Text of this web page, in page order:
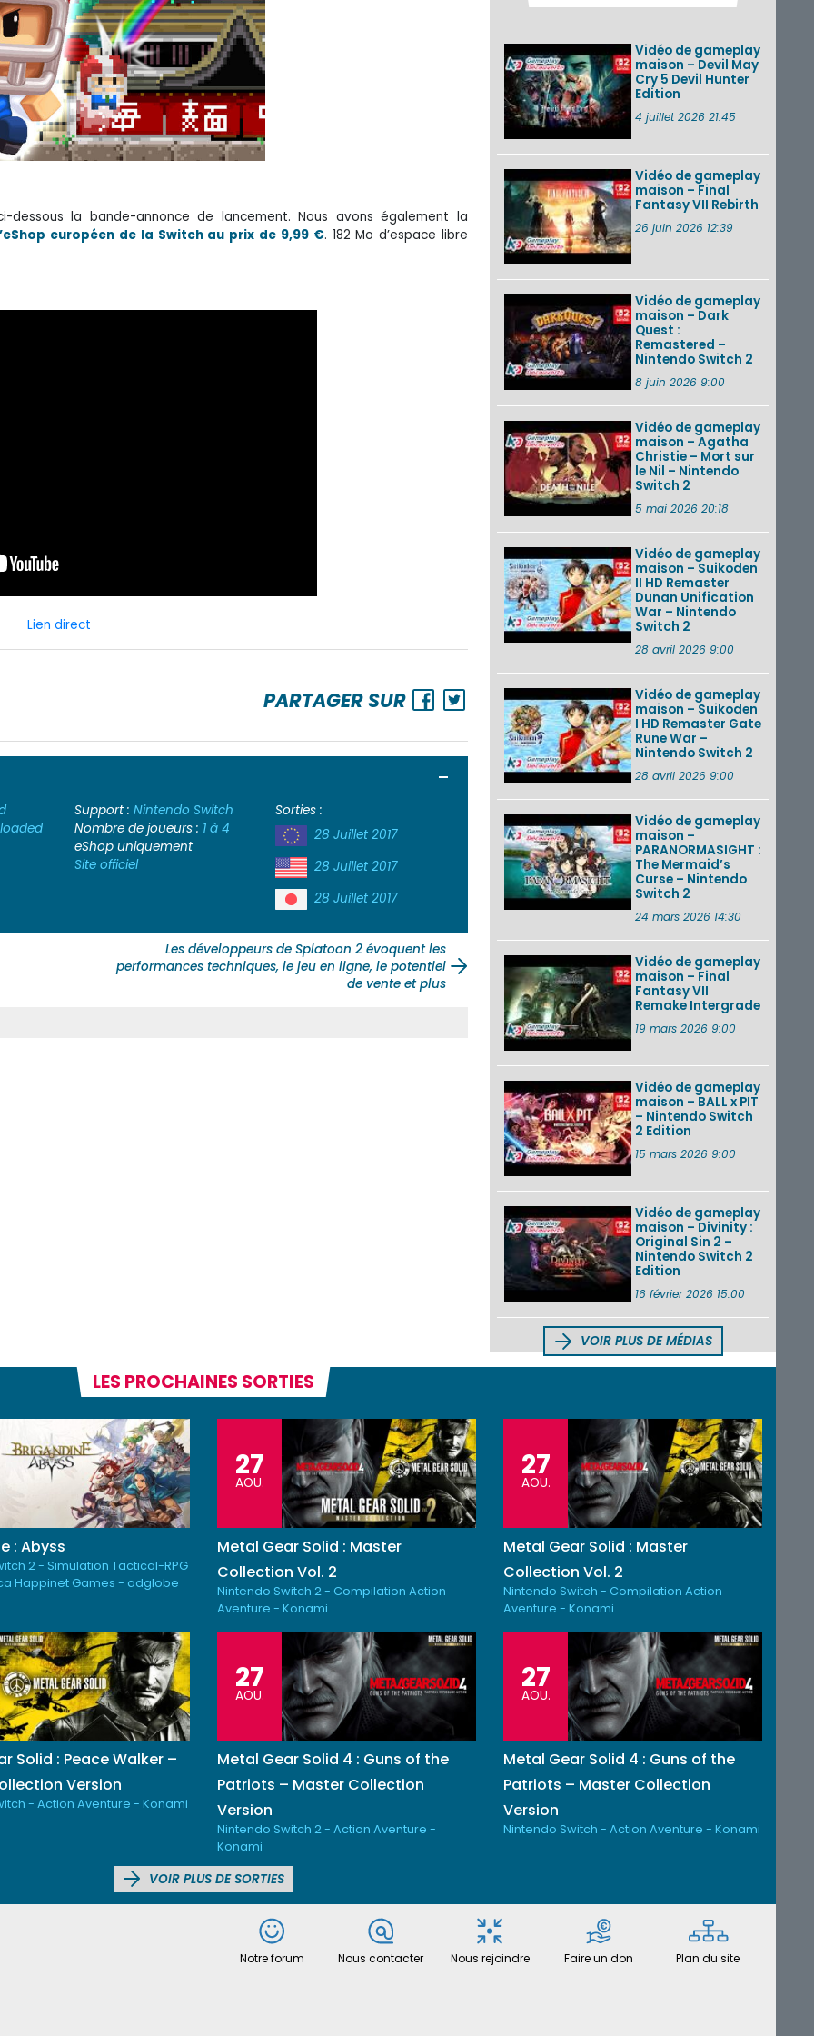
la bande-annonce de lancement. Nous avons également la
européen de la Switch au prix de 9,99 €. 182 Mo d’espace libre
Lien direct
PARTAGER SUR
Ouvrir / Fermer
Support : Nintendo Switch
Nombre de joueurs : 1 à 4
eShop uniquement
Site officiel
Sorties :
28 Juillet 2017
28 Juillet 2017
28 Juillet 2017
Les développeurs de Splatoon 2 évoquent les
performances techniques, le jeu en ligne, le potentiel
de vente et plus
des musiques de
morceaux du mode
Balade de ...
Les éditions
physiques de Tomb
Switch 2 en version
amé...
Splatoon 3 : le
festival Summer
Nights de retour du
VOIR PLUS DE NEWS
Vidéo de gameplay
maison – Devil May
Cry 5 Devil Hunter
Edition
4 juillet 2026 21:45
Vidéo de gameplay
maison – Final
Fantasy VII Rebirth
26 juin 2026 12:39
Vidéo de gameplay
maison – Dark
Quest :
Remastered –
Nintendo Switch 2
8 juin 2026 9:00
Vidéo de gameplay
maison – Agatha
Christie – Mort sur
le Nil – Nintendo
Switch 2
5 mai 2026 20:18
Vidéo de gameplay
maison – Suikoden
II HD Remaster
Dunan Unification
War – Nintendo
Switch 2
28 avril 2026 9:00
Vidéo de gameplay
maison – Suikoden
I HD Remaster Gate
Rune War –
Nintendo Switch 2
28 avril 2026 9:00
Vidéo de gameplay
maison –
PARANORMASIGHT :
The Mermaid’s
Curse – Nintendo
Switch 2
24 mars 2026 14:30
Vidéo de gameplay
maison – Final
Fantasy VII
Remake Intergrade
19 mars 2026 9:00
Vidéo de gameplay
maison – BALL x PIT
– Nintendo Switch
2 Edition
15 mars 2026 9:00
Vidéo de gameplay
maison – Divinity :
Original Sin 2 –
Nintendo Switch 2
Edition
16 février 2026 15:00
VOIR PLUS DE MÉDIAS
LES PROCHAINES SORTIES
: Abyss
2 - Simulation Tactical-RPG
Happinet Games - adglobe
27
AOU.
Metal Gear Solid : Master
Collection Vol. 2
Nintendo Switch 2 - Compilation Action
Aventure - Konami
27
AOU.
Metal Gear Solid : Master
Collection Vol. 2
Nintendo Switch - Compilation Action
Aventure - Konami
Solid : Peace Walker –
Version
- Action Aventure - Konami
27
AOU.
Metal Gear Solid 4 : Guns of the
Patriots – Master Collection
Version
Nintendo Switch 2 - Action Aventure -
Konami
27
AOU.
Metal Gear Solid 4 : Guns of the
Patriots – Master Collection
Version
Nintendo Switch - Action Aventure - Konami
VOIR PLUS DE SORTIES
Notre forum Nous contacter Nous rejoindre Faire un don Plan du site